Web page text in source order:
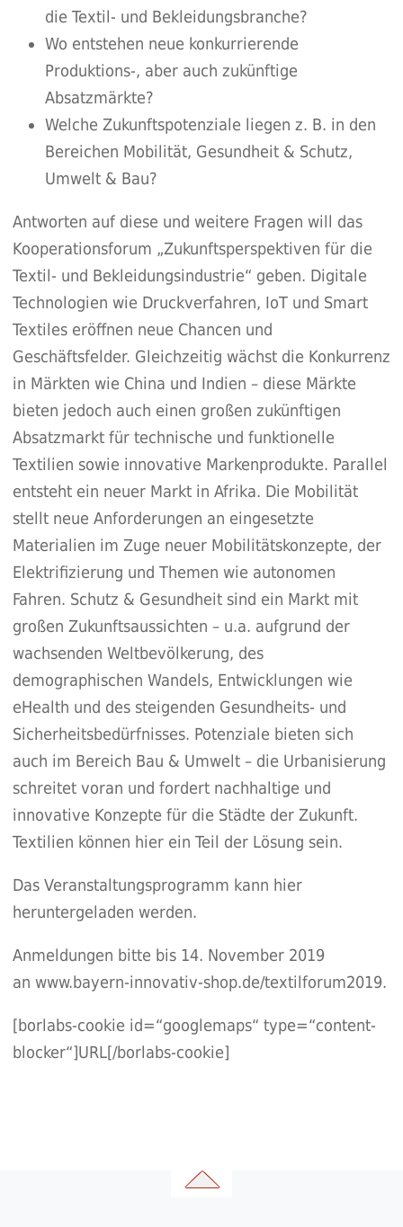
die Textil- und Bekleidungsbranche?
Wo entstehen neue konkurrierende
Produktions-, aber auch zukünftige
Absatzmärkte?
Welche Zukunftspotenziale liegen z. B. in den
Bereichen Mobilität, Gesundheit & Schutz,
Umwelt & Bau?
Antworten auf diese und weitere Fragen will das
Kooperationsforum „Zukunftsperspektiven für die
Textil- und Bekleidungsindustrie“ geben. Digitale
Technologien wie Druckverfahren, IoT und Smart
Textiles eröffnen neue Chancen und
Geschäftsfelder. Gleichzeitig wächst die Konkurrenz
in Märkten wie China und Indien – diese Märkte
bieten jedoch auch einen großen zukünftigen
Absatzmarkt für technische und funktionelle
Textilien sowie innovative Markenprodukte. Parallel
entsteht ein neuer Markt in Afrika. Die Mobilität
stellt neue Anforderungen an eingesetzte
Materialien im Zuge neuer Mobilitätskonzepte, der
Elektrifizierung und Themen wie autonomen
Fahren. Schutz & Gesundheit sind ein Markt mit
großen Zukunftsaussichten – u.a. aufgrund der
wachsenden Weltbevölkerung, des
demographischen Wandels, Entwicklungen wie
eHealth und des steigenden Gesundheits- und
Sicherheitsbedürfnisses. Potenziale bieten sich
auch im Bereich Bau & Umwelt – die Urbanisierung
schreitet voran und fordert nachhaltige und
innovative Konzepte für die Städte der Zukunft.
Textilien können hier ein Teil der Lösung sein.
Das Veranstaltungsprogramm kann hier
heruntergeladen werden.
Anmeldungen bitte bis 14. November 2019
an www.bayern-innovativ-shop.de/textilforum2019.
[borlabs-cookie id=“googlemaps“ type=“content-
blocker“]URL[/borlabs-cookie]